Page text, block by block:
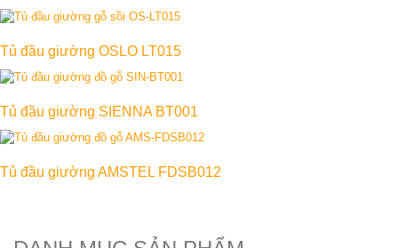
Tủ đầu giường OSLO LT015
Tủ đầu giường SIENNA BT001
Tủ đầu giường AMSTEL FDSB012